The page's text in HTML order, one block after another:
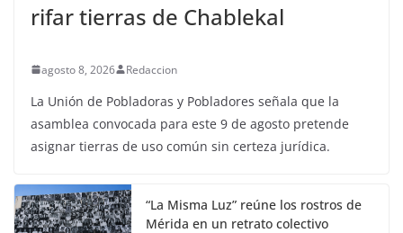
rifar tierras de Chablekal
agosto 8, 2026 Redaccion
La Unión de Pobladoras y Pobladores señala que la
asamblea convocada para este 9 de agosto pretende
asignar tierras de uso común sin certeza jurídica.
“La Misma Luz” reúne los rostros de
Mérida en un retrato colectivo